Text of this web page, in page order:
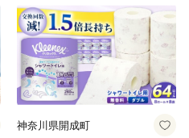
神奈川県開成町